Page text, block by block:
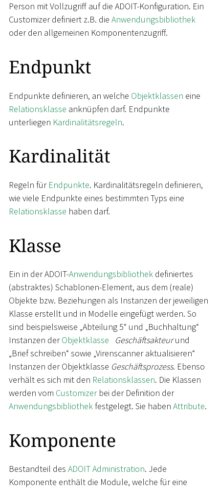
Person mit Vollzugriff auf die ADOIT-Konfiguration. Ein
Customizer definiert z.B. die Anwendungsbibliothek
oder den allgemeinen Komponentenzugriff.
Endpunkt
Endpunkte definieren, an welche Objektklassen eine
Relationsklasse anknüpfen darf. Endpunkte
unterliegen Kardinalitätsregeln.
Kardinalität
Regeln für Endpunkte. Kardinalitätsregeln definieren,
wie viele Endpunkte eines bestimmten Typs eine
Relationsklasse haben darf.
Klasse
Ein in der ADOIT-Anwendungsbibliothek definiertes
(abstraktes) Schablonen-Element, aus dem (reale)
Objekte bzw. Beziehungen als Instanzen der jeweiligen
Klasse erstellt und in Modelle eingefügt werden. So
sind beispielsweise „Abteilung 5“ und „Buchhaltung“
Instanzen derObjektklasse Geschäftsakteurund
„Brief schreiben“ sowie „Virenscanner aktualisieren“
Instanzen der Objektklasse Geschäftsprozess. Ebenso
verhält es sich mit den Relationsklassen. Die Klassen
werden vom Customizerbei der Definition der
Anwendungsbibliothek festgelegt. Sie haben Attribute.
Komponente
Bestandteil des ADOIT Administration. Jede
Komponente enthält die Module, welche für eine